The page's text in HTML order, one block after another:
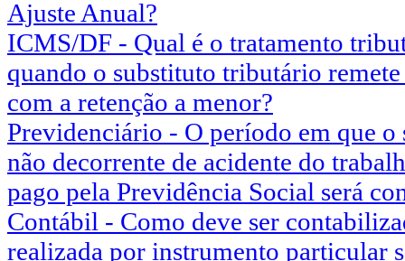
Ajuste Anual?
ICMS/DF - Qual é o tratamento
quando o substituto tributário
com a retenção a menor?
Previdenciário - O período em que
não decorrente de acidente do
pago pela Previdência Social será
Contábil - Como deve ser
realizada por instrumento particular